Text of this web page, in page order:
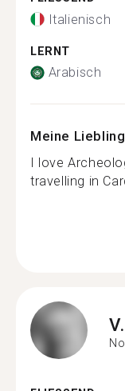
Italienisch
LERNT
Arabisch
Meine
I love
travelling in
V.